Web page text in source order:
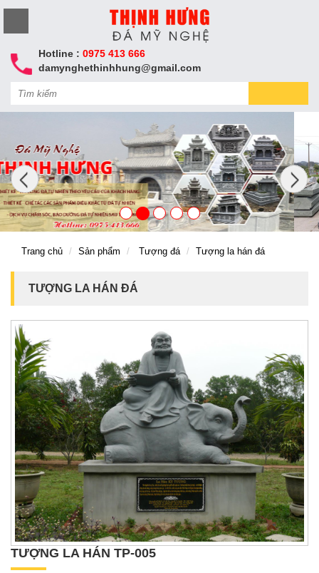
Hotline : 0975 413 666
damynghethinhhung@gmail.com
Trang chủ Sản phẩm Tượng đá Tượng la hán đá
TƯỢNG LA HÁN ĐÁ
TƯỢNG LA HÁN TP-005